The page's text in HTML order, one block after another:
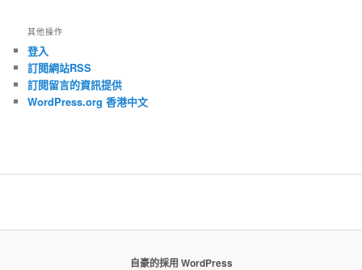
其他操作
登入
訂閱網站RSS
訂閱留言的資訊提供
WordPress.org 香港中文
自豪的採用 WordPress